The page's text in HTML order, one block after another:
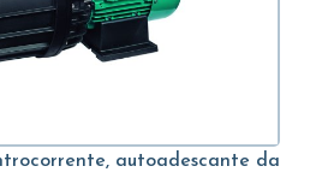
autoadescante da